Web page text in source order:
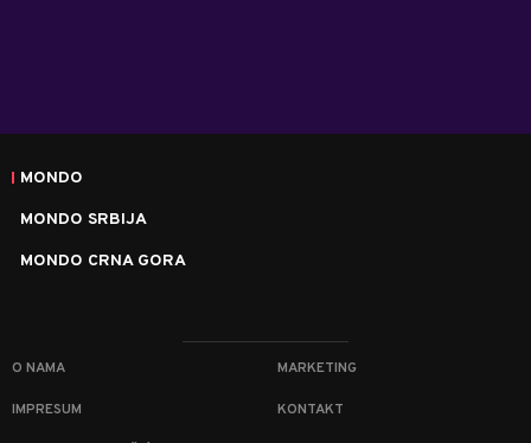
MONDO
MONDO SRBIJA
MONDO CRNA GORA
O NAMA MARKETING
IMPRESUM KONTAKT